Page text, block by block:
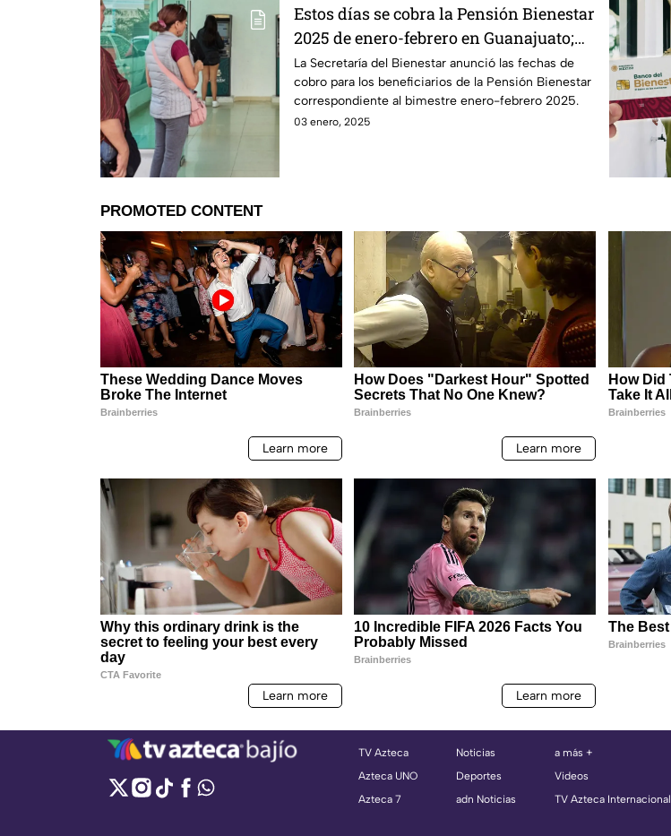
Estos días se cobra la Pensión Bienestar
2025 de enero-febrero en Guanajuato;
revisa la letra del apellido
La Secretaría del Bienestar anunció las fechas de
cobro para los beneficiarios de la Pensión Bienestar
correspondiente al bimestre enero-febrero 2025.
03 enero, 2025
TV Azteca
Azteca UNO
Azteca 7
Noticias
Deportes
adn Noticias
a más +
Videos
TV Azteca Internacional